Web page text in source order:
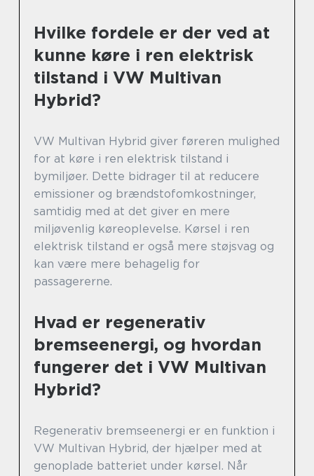
Hvilke fordele er der ved at
kunne køre i ren elektrisk
tilstand i VW Multivan
Hybrid?
VW Multivan Hybrid giver føreren mulighed
for at køre i ren elektrisk tilstand i
bymiljøer. Dette bidrager til at reducere
emissioner og brændstofomkostninger,
samtidig med at det giver en mere
miljøvenlig køreoplevelse. Kørsel i ren
elektrisk tilstand er også mere støjsvag og
kan være mere behagelig for
passagererne.
Hvad er regenerativ
bremseenergi, og hvordan
fungerer det i VW Multivan
Hybrid?
Regenerativ bremseenergi er en funktion i
VW Multivan Hybrid, der hjælper med at
genoplade batteriet under kørsel. Når